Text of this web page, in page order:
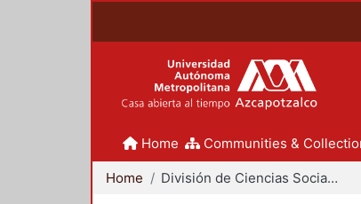
Home Communities &
Home División de Ciencias Sociales y Humanidades